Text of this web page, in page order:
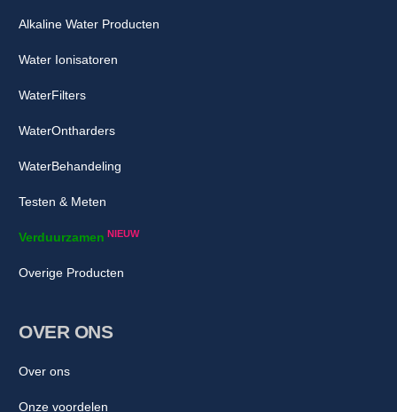
Alkaline Water Producten
Water Ionisatoren
WaterFilters
WaterOntharders
WaterBehandeling
Testen & Meten
Verduurzamen NIEUW
Overige Producten
OVER ONS
Over ons
Onze voordelen